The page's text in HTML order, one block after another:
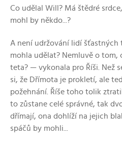
Co udělal Will? Má štědré
mohl by někdo...?
A není udržování lidí šťastných
mohla udělat? Nemluvě o
teta? — vykonala pro Říši. Než
si, že Dřímota je prokletí, ale
požehnání. Říše toho tolik
to zůstane celé správné, tak
dřímají, ona dohlíží na jejich
spáčů by mohli...